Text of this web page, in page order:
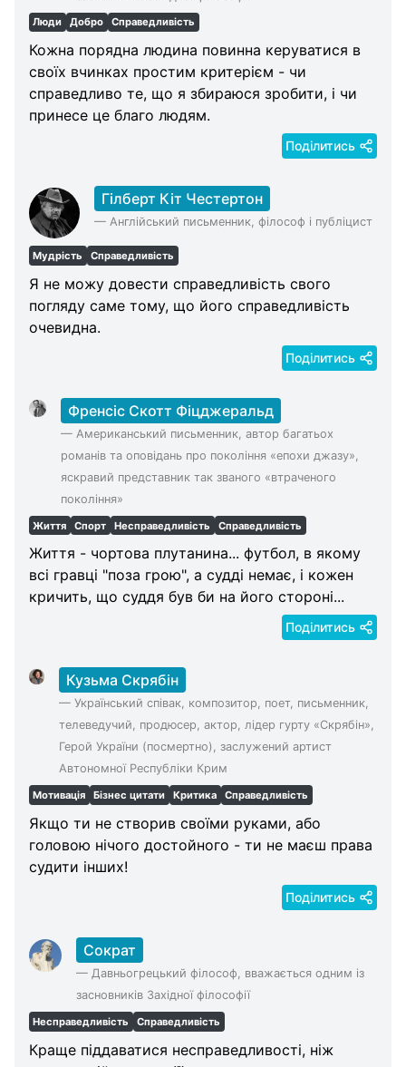
Люди Добро Справедливість
Кожна порядна людина повинна керуватися в
своїх вчинках простим критерієм - чи
справедливо те, що я збираюся зробити, і чи
принесе це благо людям.
Поділитись
Гілберт Кіт Честертон
— Англійський письменник, філософ і публіцист
Мудрість Справедливість
Я не можу довести справедливість свого
погляду саме тому, що його справедливість
очевидна.
Поділитись
Френсіс Скотт Фіцджеральд
— Американський письменник, автор багатьох
романів та оповідань про покоління «епохи джазу»,
яскравий представник так званого «втраченого
покоління»
Життя Спорт Несправедливість Справедливість
Життя - чортова плутанина... футбол, в якому
всі гравці "поза грою", а судді немає, і кожен
кричить, що суддя був би на його стороні...
Поділитись
Кузьма Скрябін
— Український співак, композитор, поет, письменник,
телеведучий, продюсер, актор, лідер гурту «Скрябін»,
Герой України (посмертно), заслужений артист
Автономної Республіки Крим
Мотивація Бізнес цитати Критика Справедливість
Якщо ти не створив своїми руками, або
головою нічого достойного - ти не маєш права
судити інших!
Поділитись
Сократ
— Давньогрецький філософ, вважається одним із
засновників Західної філософії
Несправедливість Справедливість
Краще піддаватися несправедливості, ніж